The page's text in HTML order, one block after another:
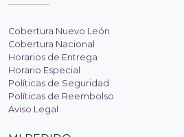
Cobertura Nuevo León
Cobertura Nacional
Horarios de Entrega
Horario Especial
Políticas de Seguridad
Políticas de Reembolso
Aviso Legal